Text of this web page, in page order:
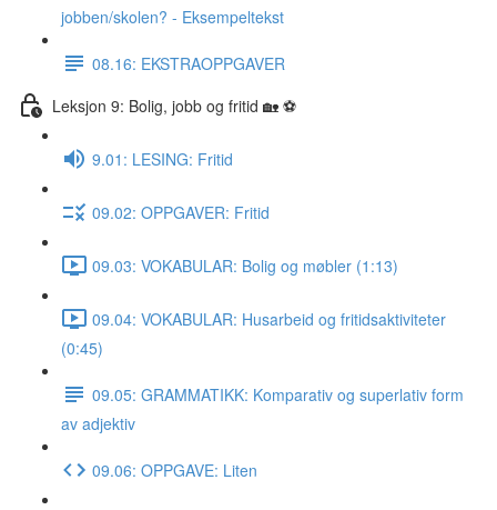
jobben/skolen? - Eksempeltekst
08.16: EKSTRAOPPGAVER
Leksjon 9: Bolig, jobb og fritid 🏡 ⚽️
9.01: LESING: Fritid
09.02: OPPGAVER: Fritid
09.03: VOKABULAR: Bolig og møbler (1:13)
09.04: VOKABULAR: Husarbeid og fritidsaktiviteter
(0:45)
09.05: GRAMMATIKK: Komparativ og superlativ form
av adjektiv
09.06: OPPGAVE: Liten